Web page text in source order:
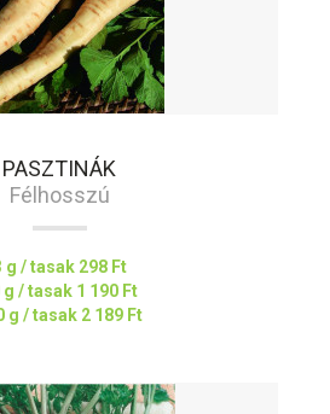
PASZTINÁK
Félhosszú
g / tasak 298 Ft
g / tasak 1 190 Ft
g / tasak 2 189 Ft